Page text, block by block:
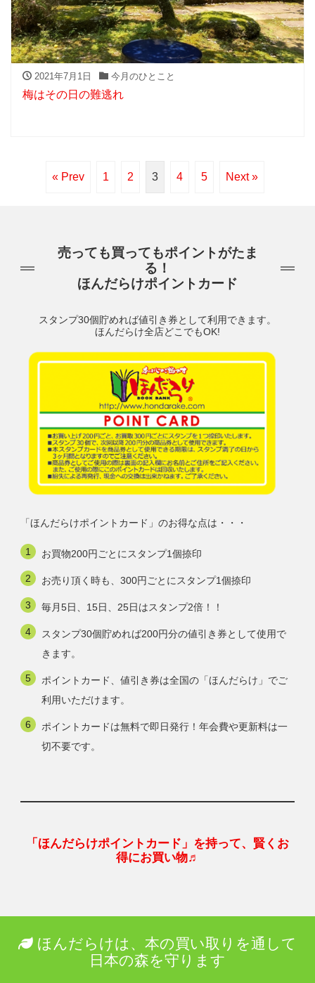
2021年7月1日 今月のひとこと
梅はその日の難逃れ
« Prev 1 2 3 4 5 Next »
売っても買ってもポイントがたま
る！
ほんだらけポイントカード
スタンプ30個貯めれば値引き券として利用できます。
ほんだらけ全店どこでもOK!
「ほんだらけポイントカード」のお得な点は・・・
お買物200円ごとにスタンプ1個捺印
お売り頂く時も、300円ごとにスタンプ1個捺印
毎月5日、15日、25日はスタンプ2倍！！
スタンプ30個貯めれば200円分の値引き券として使用で
きます。
ポイントカード、値引き券は全国の「ほんだらけ」でご
利用いただけます。
ポイントカードは無料で即日発行！年会費や更新料は一
切不要です。
「ほんだらけポイントカード」を持って、賢くお
得にお買い物♬
ほんだらけは、本の買い取りを通して
日本の森を守ります